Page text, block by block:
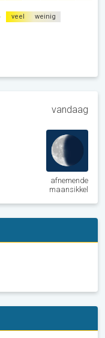
veel weinig
vandaag
afnemende
maansikkel